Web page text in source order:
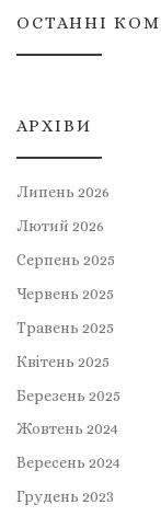
ОСТАННІ
АРХІВИ
Липень 2026
Лютий 2026
Серпень 2025
Червень 2025
Травень 2025
Квітень 2025
Березень 2025
Жовтень 2024
Вересень 2024
Грудень 2023